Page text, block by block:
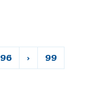
96 › 99